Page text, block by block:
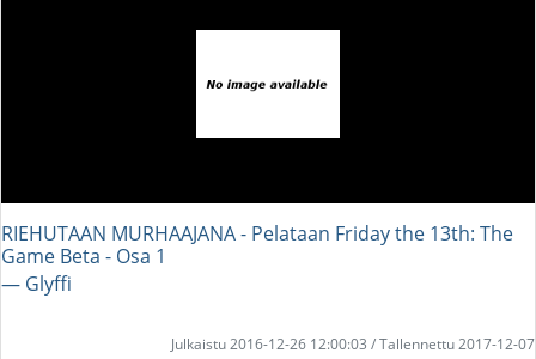
RIEHUTAAN MURHAAJANA - Pelataan Friday the 13th: The
Game Beta - Osa 1
― Glyffi
Julkaistu 2016-12-26 12:00:03 / Tallennettu 2017-12-07